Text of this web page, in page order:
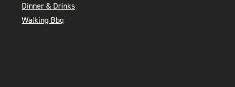
Dinner & Drinks
Walking Bbq